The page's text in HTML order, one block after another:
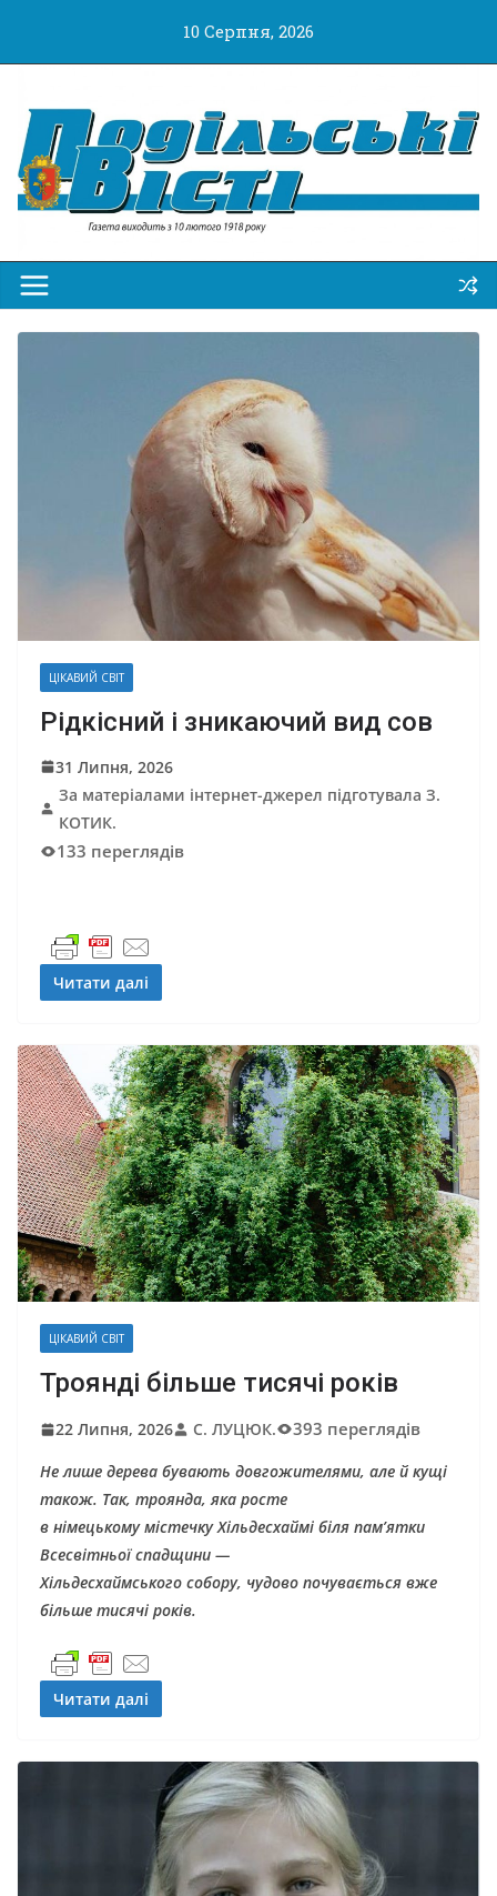
10 Серпня, 2026
ЦІКАВИЙ СВІТ
Рідкісний і зникаючий вид сов
31 Липня, 2026
За матеріалами інтернет-джерел підготувала З.
КОТИК.
133 переглядів
Читати далі
ЦІКАВИЙ СВІТ
Троянді більше тисячі років
22 Липня, 2026 С. ЛУЦЮК. 393 переглядів
Не лише дерева бувають довгожителями, але й кущі
також. Так, троянда, яка росте
в німецькому містечку Хільдесхаймі біля пам’ятки
Всесвітньої спадщини —
Хільдесхаймського собору, чудово почувається вже
більше тисячі років.
Читати далі